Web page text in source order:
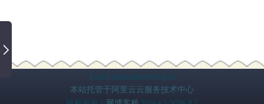
Email:admin@netblog.cn
本站托管于阿里云云服务技术中心